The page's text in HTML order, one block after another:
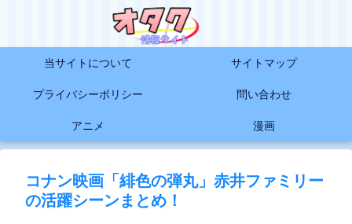
当サイトについて サイトマップ
プライバシーポリシー 問い合わせ
アニメ 漫画
コナン映画「緋色の弾丸」赤井ファミリー
の活躍シーンまとめ！